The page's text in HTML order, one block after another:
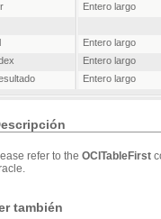
Entero largo
Entero largo
Entero largo
Entero largo
refer to the OCITableFirst
también